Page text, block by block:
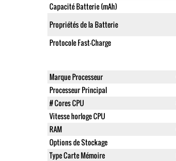
Capacité Batterie (mAh)
Propriétés de la Batterie
Protocole Fast-Charge
Marque Processeur
Processeur Principal
# Cores CPU
Vitesse horloge CPU
RAM
Options de Stockage
Type Carte Mémoire